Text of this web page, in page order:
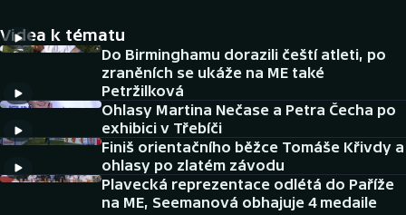
DALŠÍ SPORTY
Americký fotbal
Baseball a softbal
Basketbal
NEPŘEHLÉDNĚTE
Soutěže
Historické návraty
Videa k tématu
Do Birminghamu dorazili čeští atleti, po
zraněních se ukáže na ME také
Petržilková
Ohlasy Martina Nečase a Petra Čecha po
exhibici v Třebíči
Finiš orientačního běžce Tomáše Křivdy a
ohlasy po zlatém závodu
Plavecká reprezentace odlétá do Paříže
na ME, Seemanová obhajuje 4 medaile